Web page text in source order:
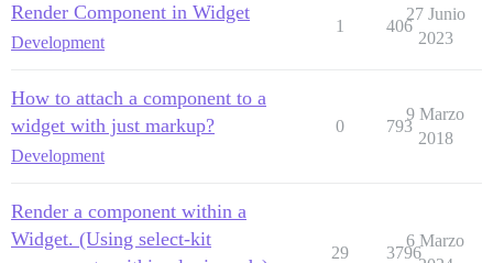
Render Component in Widget
Development
1 406
27 Junio
2023
How to attach a component to a
widget with just markup?
Development
0 793
9 Marzo
2018
Render a component within a
Widget. (Using select-kit
29 3796
6 Marzo